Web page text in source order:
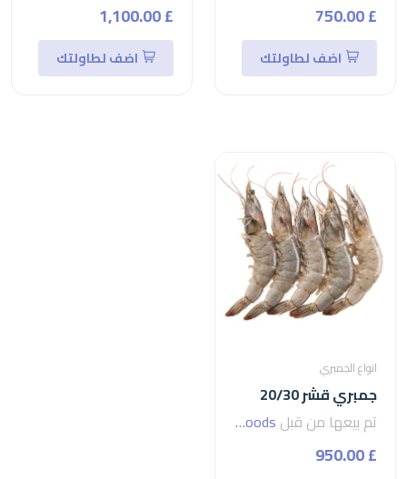
£ 750.00
اضف لطاولتك
£ 1,100.00
اضف لطاولتك
انواع الجمبري
جمبري قشر 20/30
تم بيعها من قبل seven foods
£ 950.00